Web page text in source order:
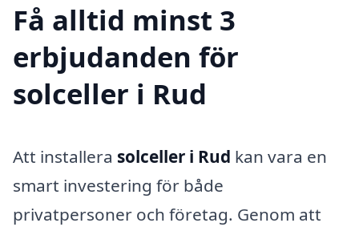
Få alltid minst 3
erbjudanden för
solceller i Rud
Att installera solceller i Rud kan vara en
smart investering för både
privatpersoner och företag. Genom att